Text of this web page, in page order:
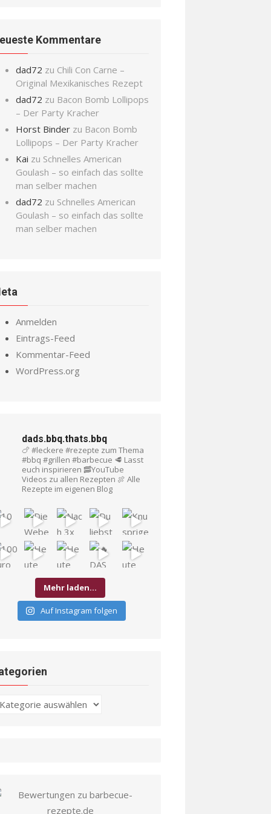
Kommentare
dad72 zu Chili Con Carne –
Original Mexikanisches Rezept
dad72 zu Bacon Bomb Lollipops
– Der Party Kracher
Horst Binder zu Bacon Bomb
Lollipops – Der Party Kracher
Kai zu Schnelles American
Goulash – so einfach das sollte
man selber machen
dad72 zu Schnelles American
Goulash – so einfach das sollte
man selber machen
Anmelden
Eintrags-Feed
Kommentar-Feed
WordPress.org
dads.bbq.thats.bbq
🍗 #leckere #rezepte zum Thema
#bbq #grillen #barbecue 🥩 Lasst
euch inspirieren 🥓YouTube
Videos zu allen Rezepten 🍖 Alle
Rezepte im eigenen Blog
Mehr laden…
Auf Instagram folgen